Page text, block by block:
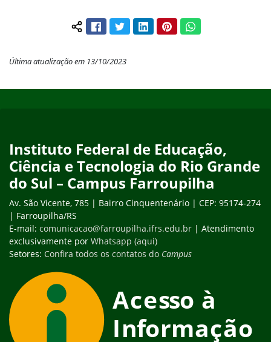
Compartilhar conteúdo:
FacebookTwitterLinkedInPinterestWhatsApp
Última atualização em 13/10/2023
Instituto Federal de Educação,
Ciência e Tecnologia do Rio Grande
do Sul – Campus Farroupilha
Av. São Vicente, 785 | Bairro Cinquentenário | CEP: 95174-274
| Farroupilha/RS
E-mail: comunicacao@farroupilha.ifrs.edu.br | Atendimento
exclusivamente por Whatsapp (aqui)
Setores: Confira todos os contatos do Campus